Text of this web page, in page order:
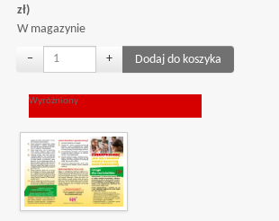
zł)
W magazynie
− +
Wyróżniony